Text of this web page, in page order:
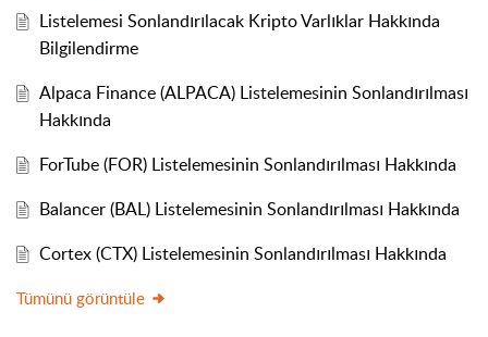
Listelemesi Sonlandırılacak Kripto Varlıklar Hakkında
Bilgilendirme
Alpaca Finance (ALPACA) Listelemesinin Sonlandırılması
Hakkında
ForTube (FOR) Listelemesinin Sonlandırılması Hakkında
Balancer (BAL) Listelemesinin Sonlandırılması Hakkında
Cortex (CTX) Listelemesinin Sonlandırılması Hakkında
Tümünü görüntüle